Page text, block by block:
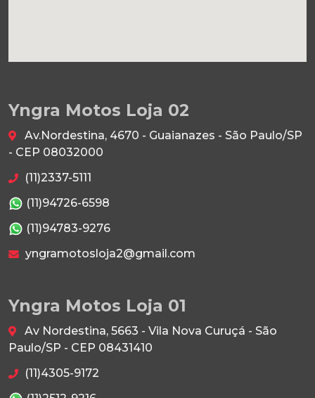
Yngra Motos Loja 02
Av.Nordestina, 4670 - Guaianazes - São Paulo/SP
- CEP 08032000
(11)2337-5111
(11)94726-6598
(11)94783-9276
yngramotosloja2@gmail.com
Yngra Motos Loja 01
Av Nordestina, 5663 - Vila Nova Curuçá - São
Paulo/SP - CEP 08431410
(11)4305-9172